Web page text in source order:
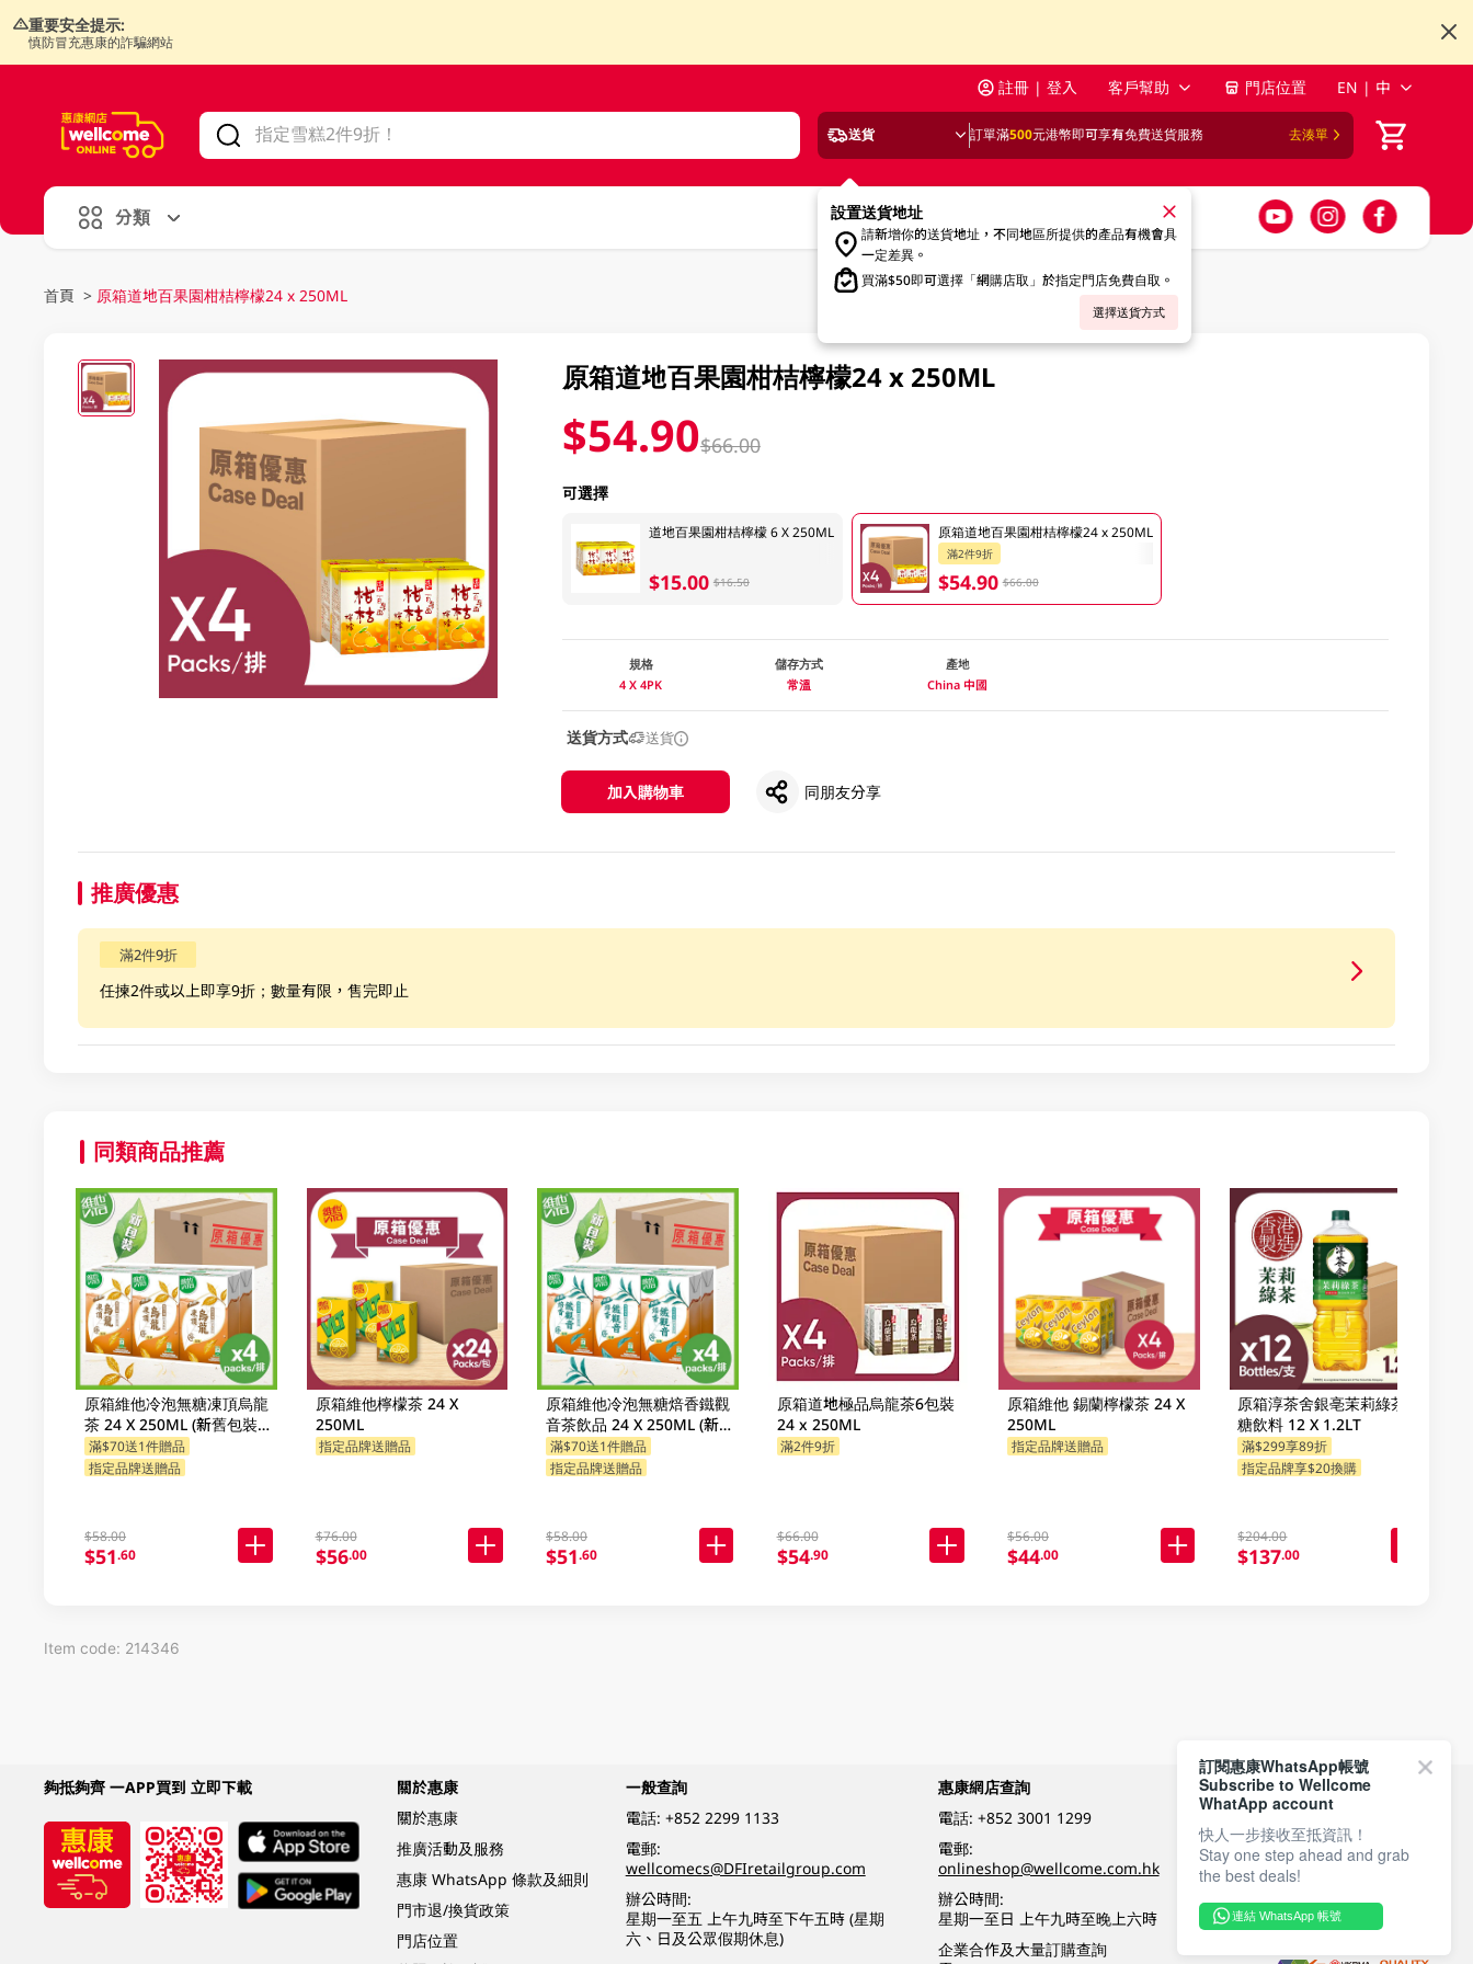
重要安全提示:
慎防冒充惠康的詐騙網站
註冊 | 登入 客戶幫助 門店位置 EN | 中
送貨 訂單滿500元港幣即可享有免費送貨服務 去湊單
設置送貨地址
請新增你的送貨地址，不同地區所提供的產品有機會具
一定差異。
買滿$50即可選擇「網購店取」於指定門店免費自取。
選擇送貨方式
分類
首頁 > 原箱道地百果園柑桔檸檬24 x 250ML
原箱道地百果園柑桔檸檬24 x 250ML
$54.90$66.00
可選擇
道地百果園柑桔檸檬 6 X 250ML
$15.00 $16.50
原箱道地百果園柑桔檸檬24 x 250ML
滿2件9折
$54.90 $66.00
規格
4 X 4PK
儲存方式
常溫
產地
China 中國
送貨方式 送貨
加入購物車 同朋友分享
推廣優惠
滿2件9折
任揀2件或以上即享9折；數量有限，售完即止
同類商品推薦
原箱維他冷泡無糖凍頂烏龍
茶 24 X 250ML (新舊包裝隨
機發貨)
滿$70送1件贈品
指定品牌送贈品
$58.00
$51.60
原箱維他檸檬茶 24 X
250ML
指定品牌送贈品
$76.00
$56.00
原箱維他冷泡無糖焙香鐵觀
音茶飲品 24 X 250ML (新舊
包裝隨機發貨)
滿$70送1件贈品
指定品牌送贈品
$58.00
$51.60
原箱道地極品烏龍茶6包裝
24 x 250ML
滿2件9折
$66.00
$54.90
原箱維他 錫蘭檸檬茶 24 X
250ML
指定品牌送贈品
$56.00
$44.00
原箱淳茶舍銀亳茉莉綠茶無
糖飲料 12 X 1.2LT
滿$299享89折
指定品牌享$20換購
$204.00
$137.00
Item code: 214346
夠抵夠齊 一APP買到 立即下載
關於惠康
關於惠康
推廣活動及服務
惠康 WhatsApp 條款及細則
門市退/換貨政策
門店位置
一般查詢
電話: +852 2299 1133
電郵:
wellcomecs@DFIretailgroup.com
辦公時間:
星期一至五 上午九時至下午五時 (星期
六、日及公眾假期休息)
惠康網店查詢
電話: +852 3001 1299
電郵:
onlineshop@wellcome.com.hk
辦公時間:
星期一至日 上午九時至晚上六時
企業合作及大量訂購查詢
付款方式
關注我們
訂閱惠康WhatsApp帳號
Subscribe to Wellcome
WhatApp account
快人一步接收至抵資訊！
Stay one step ahead and grab
the best deals!
連結 WhatsApp 帳號